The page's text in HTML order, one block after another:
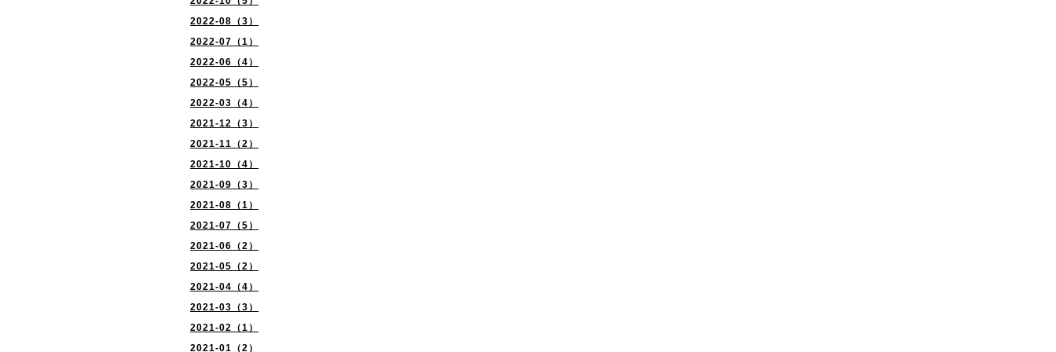
2022-08（3）
2022-07（1）
2022-06（4）
2022-05（5）
2022-03（4）
2021-12（3）
2021-11（2）
2021-10（4）
2021-09（3）
2021-08（1）
2021-07（5）
2021-06（2）
2021-05（2）
2021-04（4）
2021-03（3）
2021-02（1）
2021-01（2）